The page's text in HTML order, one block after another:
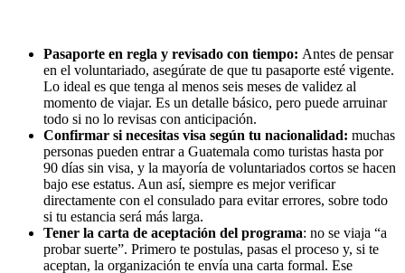
Pasaporte en regla y revisado con tiempo: Antes de pensar
en el voluntariado, asegúrate de que tu pasaporte esté vigente.
Lo ideal es que tenga al menos seis meses de validez al
momento de viajar. Es un detalle básico, pero puede arruinar
todo si no lo revisas con anticipación.
Confirmar si necesitas visa según tu nacionalidad: muchas
personas pueden entrar a Guatemala como turistas hasta por
90 días sin visa, y la mayoría de voluntariados cortos se hacen
bajo ese estatus. Aun así, siempre es mejor verificar
directamente con el consulado para evitar errores, sobre todo
si tu estancia será más larga.
Tener la carta de aceptación del programa: no se viaja “a
probar suerte”. Primero te postulas, pasas el proceso y, si te
aceptan, la organización te envía una carta formal. Ese